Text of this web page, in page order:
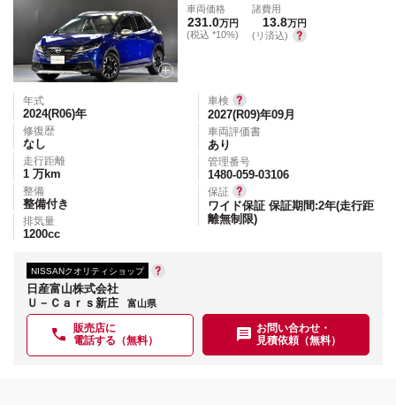
車両価格
231.0万円
(税込 *10%)
諸費用
13.8万円
(リ済込)
年式
2024(R06)年
修復歴
なし
走行距離
1 万km
整備
整備付き
排気量
1200cc
車検
2027(R09)年09月
車両評価書
あり
管理番号
1480-059-03106
保証
ワイド保証 保証期間:2年(走行距
離無制限)
NISSANクオリティショップ
日産富山株式会社
Ｕ－Ｃａｒｓ新庄
富山県
販売店に
電話する（無料）
お問い合わせ・
見積依頼（無料）